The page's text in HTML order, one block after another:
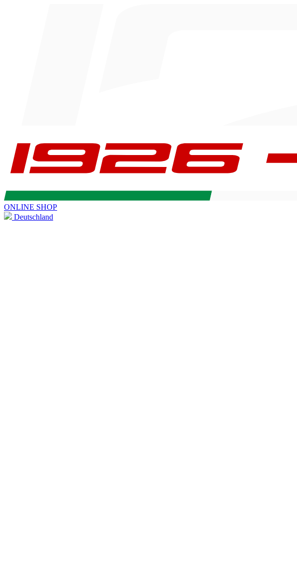
ONLINE SHOP
Deutschland